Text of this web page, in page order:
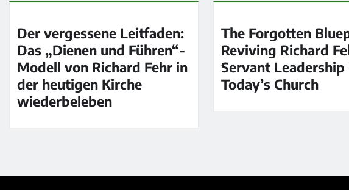
Der vergessene Leitfaden:
Das „Dienen und Führen“-
Modell von Richard Fehr in
der heutigen Kirche
wiederbeleben
The Forgotten
Reviving Richard
Servant Leadership
Today’s Church